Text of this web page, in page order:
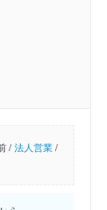
/ 法人営業/